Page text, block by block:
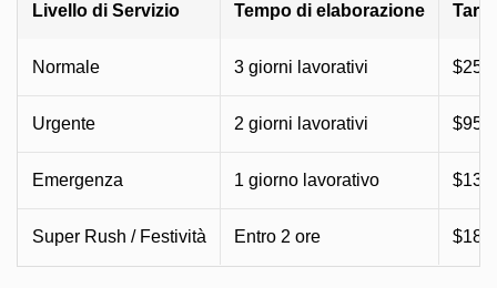
Livello di Servizio Tempo di elaborazione
Normale 3 giorni lavorativi $25
Urgente 2 giorni lavorativi
Emergenza 1 giorno lavorativo
Super Rush / Festività Entro 2 ore